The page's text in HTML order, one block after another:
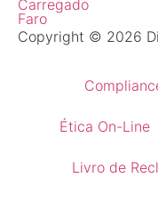
Carregado
Faro
Copyright © 2026
Ética On-Line
Livro de